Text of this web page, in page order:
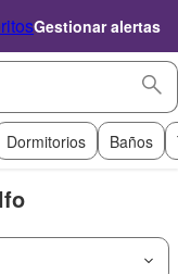
Gestionar alertas
Dormitorios Baños